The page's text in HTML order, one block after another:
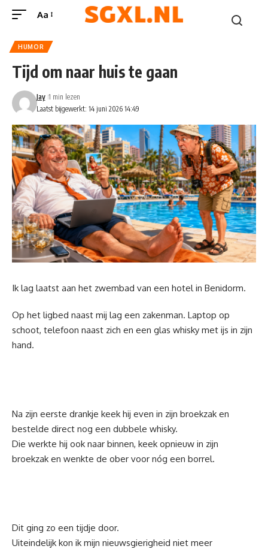
Aa
HUMOR
Tijd om naar huis te gaan
Laatst bijgewerkt: 14 juni 2026 14:49
Jay 1 min lezen
Ik lag laatst aan het zwembad van een hotel in Benidorm.
Op het ligbed naast mij lag een zakenman. Laptop op
schoot, telefoon naast zich en een glas whisky met ijs in zijn
hand.
Na zijn eerste drankje keek hij even in zijn broekzak en
bestelde direct nog een dubbele whisky.
Die werkte hij ook naar binnen, keek opnieuw in zijn
broekzak en wenkte de ober voor nóg een borrel.
Dit ging zo een tijdje door.
Uiteindelijk kon ik mijn nieuwsgierigheid niet meer